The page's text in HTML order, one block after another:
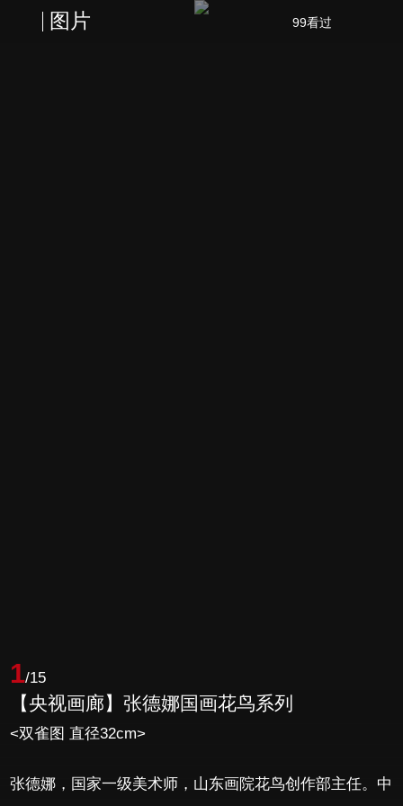
图片 99看过
1/15
【央视画廊】张德娜国画花鸟系列
<双雀图 直径32cm>
张德娜，国家一级美术师，山东画院花鸟创作部主任。中